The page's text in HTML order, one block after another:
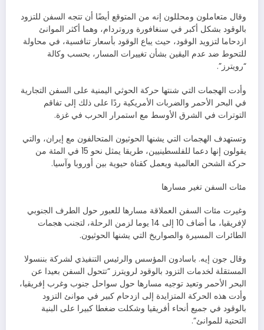
وقال متعاملون ومحللون إنه من المتوقع أيضًا أن تتجه السفن للتزود
بالوقود بشكل أكبر في سنغافورة وروتردام، وهما أكثر الموانئ
ازدحاما لتزويد الوقود، حيث يباع الوقود بأسعار تنافسية، في محاولة
للتحوط ضد عدم اليقين بشأن تغييرات المسار، بحسب وكالة
“رويترز”.
وأدت الهجمات التي شنتها حركة الحوثي اليمنية على السفن التجارية
في البحر الأحمر والضربات الأمريكية ردًا على ذلك إلى تفاقم
التوترات في الشرق الأوسط مع استمرار الحرب في غزة.
وتستهدف الهجمات التي يشنها الحوثيون المتحالفون مع إيران، والتي
يقولون إنها دعما للفلسطينيين، طريقا يمثل نحو 15 في المئة من
حركة الشحن العالمية ويعمل كقناة حيوية بين أوروبا وآسيا.
مئات السفن تغير مسارها
وغيرت مئات السفن العملاقة مسارها للعبور حول الطرف الجنوبي
لإفريقيا، ما أضاف 10 إلى 14 يوما لزمن الرحلة، لتجنب هجمات
الطائرات المسيرة والصواريخ التي يشنها الحوثيون.
وقال جون إيه. باسادون المؤسس والرئيس التنفيذي لشركة بننسولا
المستقلة لخدمات التزود بالوقود لرويترز “تتحول السفن بعيدا عن
البحر الأحمر وتعيد توجيه مسارها حول سواحل جنوب وغرب إفريقيا،
وأدت هذه الحركة المتزايدة إلى ازدحام كبير في موانئ التزود
بالوقود في جميع أنحاء أفريقيا وشكلت ضغطا كبيرا على البنية
التحتية للموانئ”.